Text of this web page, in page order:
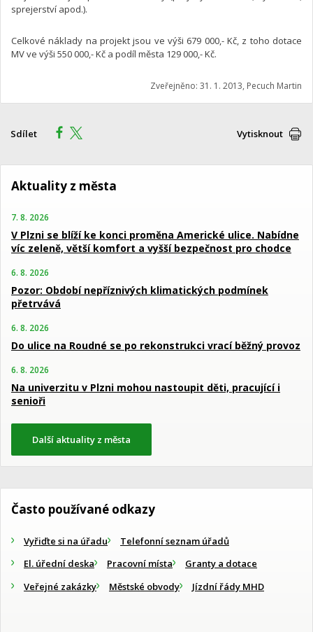
sprejerství apod.).
Celkové náklady na projekt jsou ve výši 679 000,- Kč, z toho dotace
MV ve výši 550 000,- Kč a podíl města 129 000,- Kč.
Zveřejněno: 31. 1. 2013, Pecuch Martin
Sdílet Vytisknout
Aktuality z města
7. 8. 2026
V Plzni se blíží ke konci proměna Americké ulice. Nabídne
víc zeleně, větší komfort a vyšší bezpečnost pro chodce
6. 8. 2026
Pozor: Období nepříznivých klimatických podmínek
přetrvává
6. 8. 2026
Do ulice na Roudné se po rekonstrukci vrací běžný provoz
6. 8. 2026
Na univerzitu v Plzni mohou nastoupit děti, pracující i
senioři
Další aktuality z města
Často používané odkazy
Vyřiďte si na úřadu
Telefonní seznam úřadů
El. úřední deska
Pracovní místa
Granty a dotace
Veřejné zakázky
Městské obvody Jízdní řády MHD